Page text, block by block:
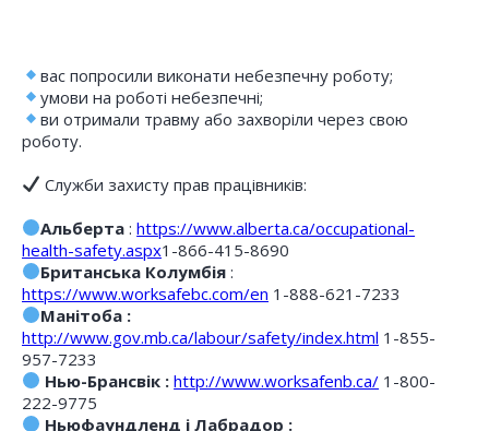
вас попросили виконати небезпечну роботу;
умови на роботі небезпечні;
ви отримали травму або захворіли через свою
роботу.
Служби захисту прав працівників:
Альберта :https://www.alberta.ca/occupational-
health-safety.aspx1-866-415-8690
Британська Колумбія :
https://www.worksafebc.com/en 1-888-621-7233
Манітоба :
http://www.gov.mb.ca/labour/safety/index.html 1-855-
957-7233
Нью-Брансвік : http://www.worksafenb.ca/ 1-800-
222-9775
Ньюфаундленд і Лабрадор :